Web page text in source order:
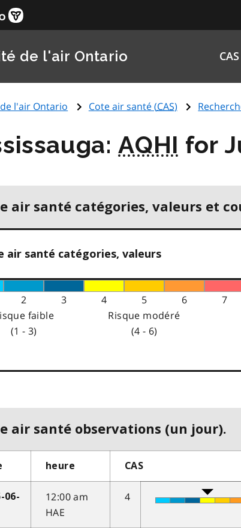
de l'air Ontario CAS
l'air Ontario Cote air santé (CAS)
AQHI for
air santé catégories, valeurs et
air santé catégories, valeurs
2 3 4 5 6 7
faible
(1 - 3)
Risque modéré
(4 - 6)
air santé observations (un jour).
heure CAS
06-
12:00 am
HAE
4